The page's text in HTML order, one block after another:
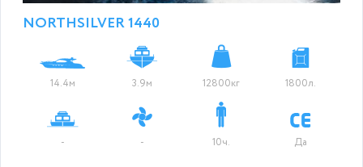
NORTHSILVER 1440
14.4м 3.9м 12800кг 1800л.
- - 10ч. Да